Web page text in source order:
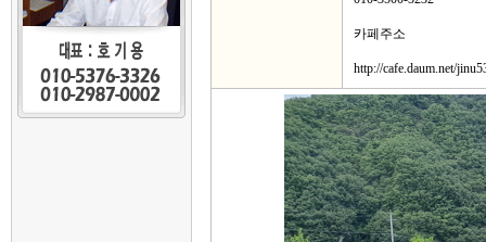
카페주소
http://cafe.daum.net/